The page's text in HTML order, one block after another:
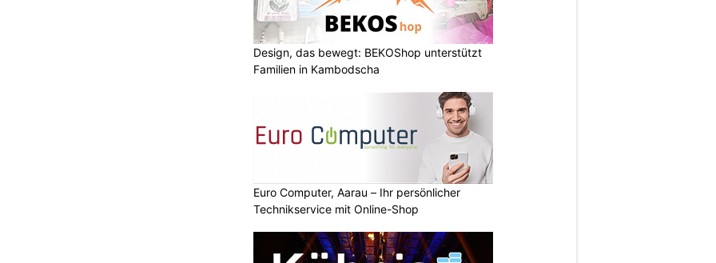
Design, das bewegt: BEKOShop unterstützt
Familien in Kambodscha
Euro Computer, Aarau – Ihr persönlicher
Technikservice mit Online-Shop